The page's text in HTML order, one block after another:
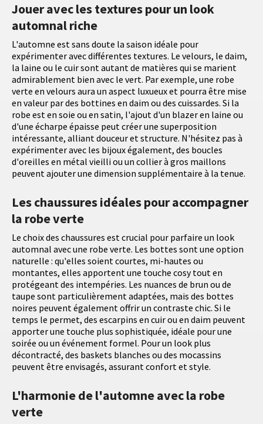
Jouer avec les textures pour un look
automnal riche
L'automne est sans doute la saison idéale pour
expérimenter avec différentes textures. Le velours, le daim,
la laine ou le cuir sont autant de matières qui se marient
admirablement bien avec le vert. Par exemple, une robe
verte en velours aura un aspect luxueux et pourra être mise
en valeur par des bottines en daim ou des cuissardes. Si la
robe est en soie ou en satin, l'ajout d'un blazer en laine ou
d'une écharpe épaisse peut créer une superposition
intéressante, alliant douceur et structure. N'hésitez pas à
expérimenter avec les bijoux également, des boucles
d'oreilles en métal vieilli ou un collier à gros maillons
peuvent ajouter une dimension supplémentaire à la tenue.
Les chaussures idéales pour accompagner
la robe verte
Le choix des chaussures est crucial pour parfaire un look
automnal avec une robe verte. Les bottes sont une option
naturelle : qu'elles soient courtes, mi-hautes ou
montantes, elles apportent une touche cosy tout en
protégeant des intempéries. Les nuances de brun ou de
taupe sont particulièrement adaptées, mais des bottes
noires peuvent également offrir un contraste chic. Si le
temps le permet, des escarpins en cuir ou en daim peuvent
apporter une touche plus sophistiquée, idéale pour une
soirée ou un événement formel. Pour un look plus
décontracté, des baskets blanches ou des mocassins
peuvent être envisagés, assurant confort et style.
L'harmonie de l'automne avec la robe
verte